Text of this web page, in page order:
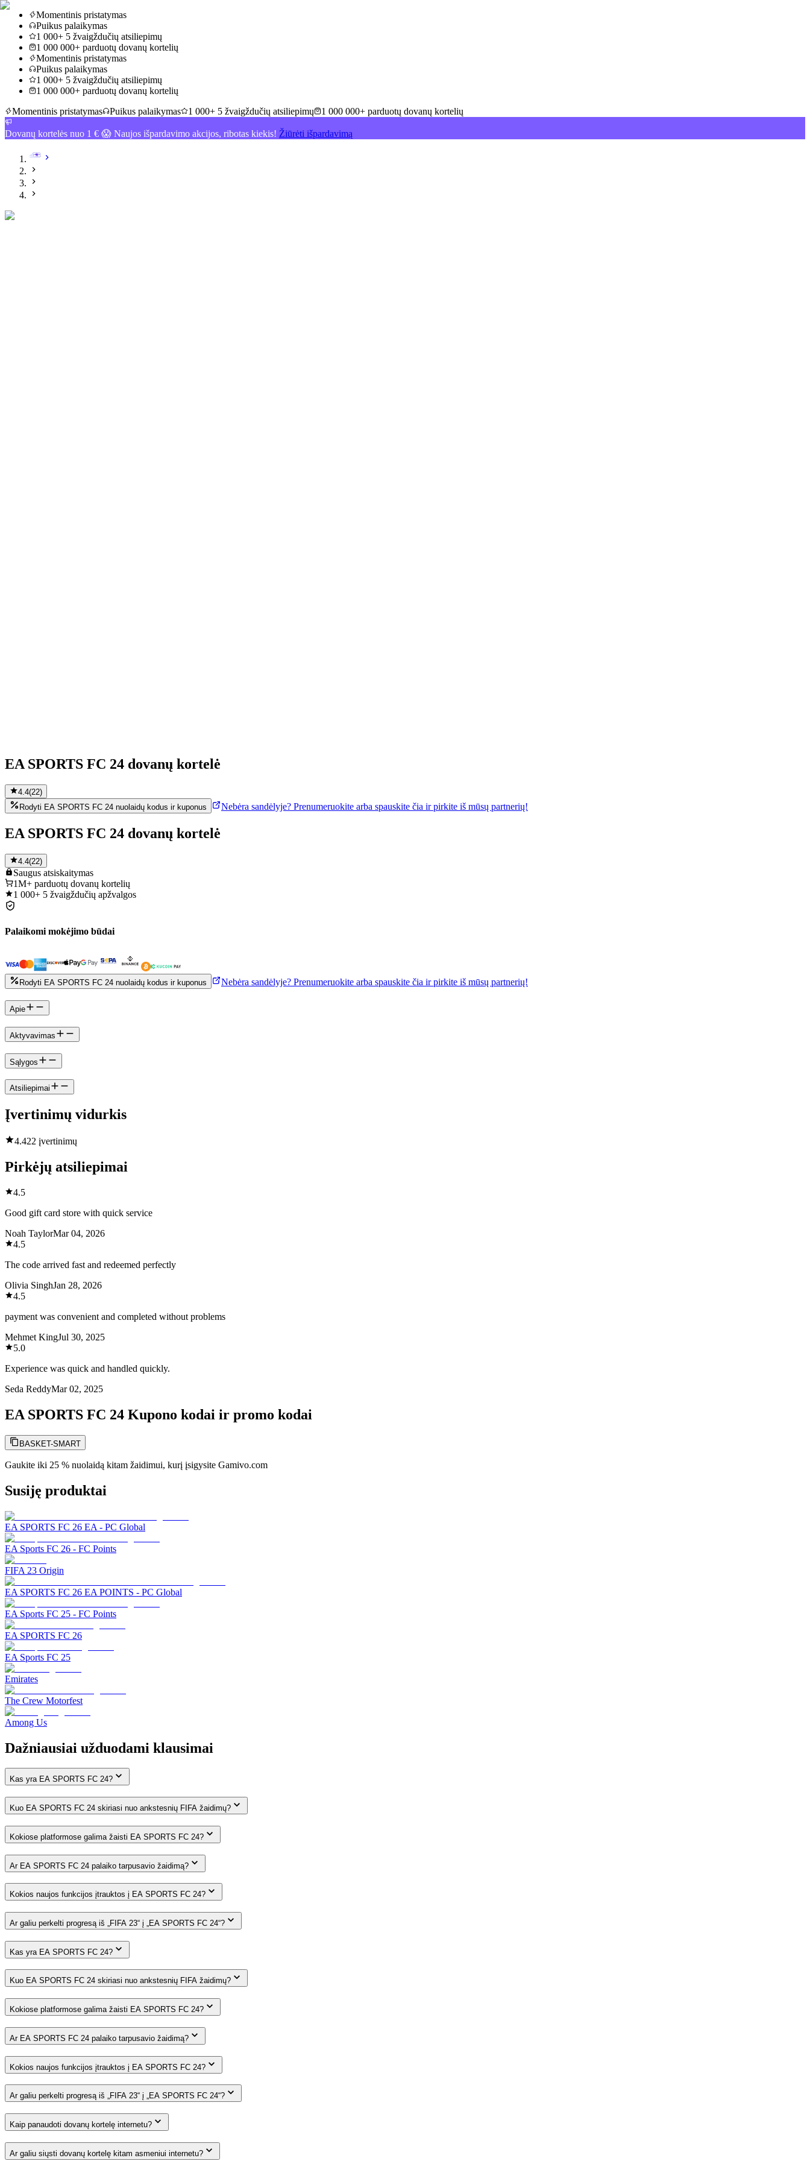
Momentinis pristatymas
Puikus palaikymas
1 000+ 5 žvaigždučių atsiliepimų
1 000 000+ parduotų dovanų kortelių
Momentinis pristatymas
Puikus palaikymas
1 000+ 5 žvaigždučių atsiliepimų
1 000 000+ parduotų dovanų kortelių
Momentinis pristatymas
Puikus palaikymas 1 000+ 5 žvaigždučių atsiliepimų 1 000 000+ parduotų dovanų kortelių
Dovanų kortelės nuo 1 € 😱 Naujos išpardavimo akcijos, ribotas kiekis! Žiūrėti išpardavimą
EA SPORTS FC 24 dovanų kortelė
4.4(22)
Rodyti EA SPORTS FC 24 nuolaidų kodus ir kuponus
Nebėra sandėlyje? Prenumeruokite arba spauskite čia ir pirkite iš mūsų partnerių!
EA SPORTS FC 24 dovanų kortelė
4.4(22)
Saugus atsiskaitymas
1M+ parduotų dovanų kortelių
1 000+ 5 žvaigždučių apžvalgos
Palaikomi mokėjimo būdai
Rodyti EA SPORTS FC 24 nuolaidų kodus ir kuponus Nebėra sandėlyje? Prenumeruokite arba spauskite čia ir pirkite iš mūsų partnerių!
Apie
Aktyvavimas
Sąlygos
Atsiliepimai
Įvertinimų vidurkis
4.422 įvertinimų
Pirkėjų atsiliepimai
4.5
Good gift card store with quick service
Noah TaylorMar 04, 2026
4.5
The code arrived fast and redeemed perfectly
Olivia SinghJan 28, 2026
4.5
payment was convenient and completed without problems
Mehmet KingJul 30, 2025
5.0
Experience was quick and handled quickly.
Seda ReddyMar 02, 2025
EA SPORTS FC 24 Kupono kodai ir promo kodai
BASKET-SMART
Gaukite iki 25 % nuolaidą kitam žaidimui, kurį įsigysite Gamivo.com
Susiję produktai
EA SPORTS FC 26 EA - PC Global
EA Sports FC 26 - FC Points
FIFA 23 Origin
EA SPORTS FC 26 EA POINTS - PC Global
EA Sports FC 25 - FC Points
EA SPORTS FC 26
EA Sports FC 25
Emirates
The Crew Motorfest
Among Us
Dažniausiai užduodami klausimai
Kas yra EA SPORTS FC 24?
Kuo EA SPORTS FC 24 skiriasi nuo ankstesnių FIFA žaidimų?
Kokiose platformose galima žaisti EA SPORTS FC 24?
Ar EA SPORTS FC 24 palaiko tarpusavio žaidimą?
Kokios naujos funkcijos įtrauktos į EA SPORTS FC 24?
Ar galiu perkelti progresą iš „FIFA 23“ į „EA SPORTS FC 24“?
Kas yra EA SPORTS FC 24?
Kuo EA SPORTS FC 24 skiriasi nuo ankstesnių FIFA žaidimų?
Kokiose platformose galima žaisti EA SPORTS FC 24?
Ar EA SPORTS FC 24 palaiko tarpusavio žaidimą?
Kokios naujos funkcijos įtrauktos į EA SPORTS FC 24?
Ar galiu perkelti progresą iš „FIFA 23“ į „EA SPORTS FC 24“?
Kaip panaudoti dovanų kortelę internetu?
Ar galiu siųsti dovanų kortelę kitam asmeniui internetu?